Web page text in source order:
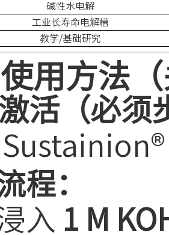
碱性水电解
工业长寿命电解槽
教学/基础研究
用方法
活（必须
程：
入 1 M